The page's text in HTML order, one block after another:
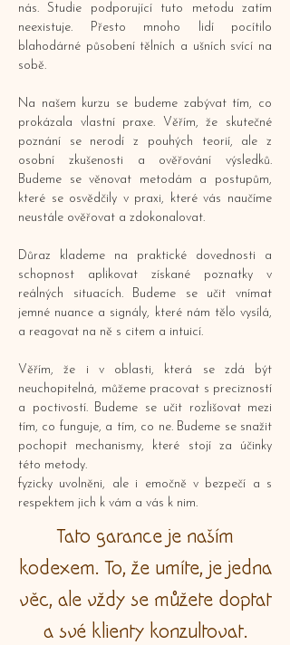
nás. Studie podporující tuto metodu zatím
neexistuje. Přesto mnoho lidí pocítilo
blahodárné působení tělních a ušních svící na
sobě.
Na našem kurzu se budeme zabývat tím, co
prokázala vlastní praxe. Věřím, že skutečné
poznání se nerodí z pouhých teorií, ale z
osobní zkušenosti a ověřování výsledků.
Budeme se věnovat metodám a postupům,
které se osvědčily v praxi, které vás naučíme
neustále ověřovat a zdokonalovat.
Důraz klademe na praktické dovednosti a
schopnost aplikovat získané poznatky v
reálných situacích. Budeme se učit vnímat
jemné nuance a signály, které nám tělo vysílá,
a reagovat na ně s citem a intuicí.
Věřím, že i v oblasti, která se zdá být
neuchopitelná, můžeme pracovat s precizností
a poctivostí. Budeme se učit rozlišovat mezi
tím, co funguje, a tím, co ne. Budeme se snažit
pochopit mechanismy, které stojí za účinky
této metody.
fyzicky uvolněni, ale i emočně v bezpečí a s
respektem jich k vám a vás k nim.
Tato garance je naším
kodexem. To, že umíte, je jedna
věc, ale vždy se můžete doptat
a své klienty konzultovat.